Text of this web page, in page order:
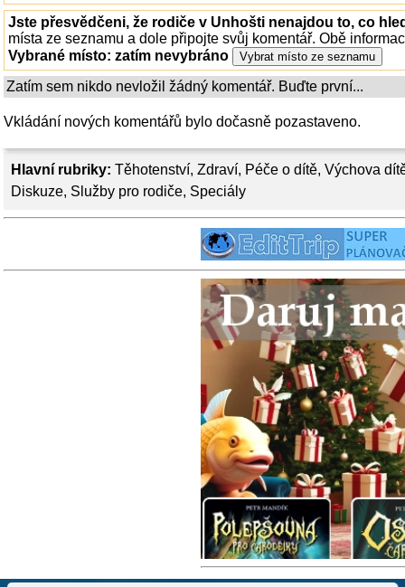
Hlavní rubriky: Těhotenství, Zdraví, Péče o dítě, Výchova
Diskuze, Služby pro rodiče, Speciály
Jste přesvědčeni, že rodiče v Unhošti nenajdou to, co
místa ze seznamu a dole připojte svůj komentář. Obě
Vybrané místo: zatím nevybráno
Zatím sem nikdo nevložil žádný komentář. Buďte první...
Vkládání nových komentářů bylo dočasně pozastaveno.